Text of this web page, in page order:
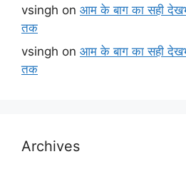
vsingh on आम के बाग का सही
तक
vsingh on आम के बाग का सही
तक
Archives